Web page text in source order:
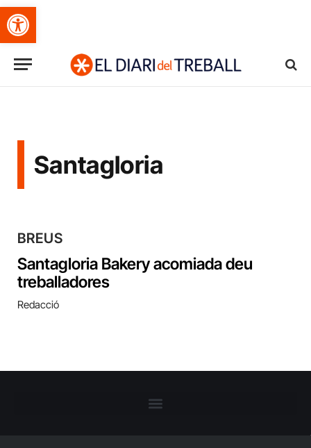
Obre la barra d'eines
Santagloria
BREUS
Santagloria Bakery acomiada deu
treballadores
Redacció